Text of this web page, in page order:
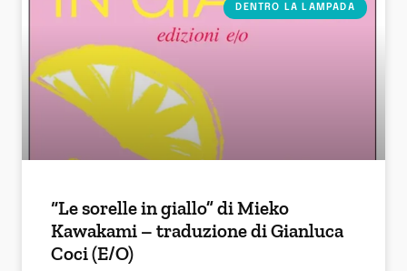
DENTRO LA LAMPADA
“Le sorelle in giallo” di Mieko
Kawakami – traduzione di Gianluca
Coci (E/O)